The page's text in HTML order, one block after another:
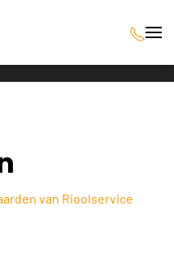
van Rioolservice